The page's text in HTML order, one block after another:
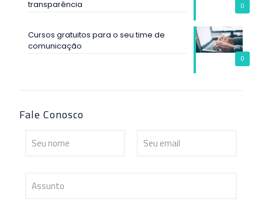
0
transparência
0
Cursos gratuitos para o seu time de
comunicação
Fale Conosco